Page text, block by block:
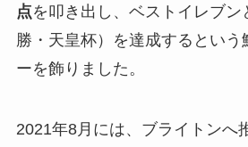
点を叩き出し、ベストイレブン
勝・天皇杯）を達成するという
ーを飾りました。
2021年8月には、ブライトンへ